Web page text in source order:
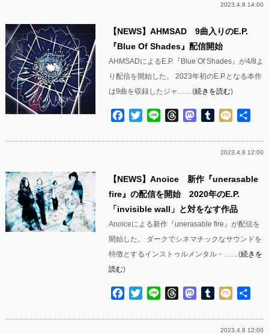
2023.4.8 14:00
【NEWS】AHMSAD 9曲入りのE.P.
『Blue Of Shades』配信開始
AHMSADによるE.P.『Blue Of Shades』が4/8よ
り配信を開始した。 2023年初のE.P.となる本作
は9曲を収録したジャ……(続きを読む)
Facebook
TwitterLine ThreadsMastodon
Tumblr
Mixi
2023.4.8 12:00
【NEWS】Anoice 新作『unerasable
fire』の配信を開始 2020年のE.P.
「invisible wall」と対をなす作品
Anoiceによる新作『unerasable fire』が配信を
開始した。 ダークでシネマチックなサウンドを
特徴とするインストゥルメンタル・……(続きを
読む)
Facebook
TwitterLine ThreadsMastodon
Tumblr
Mixi
2023.4.8 12:00